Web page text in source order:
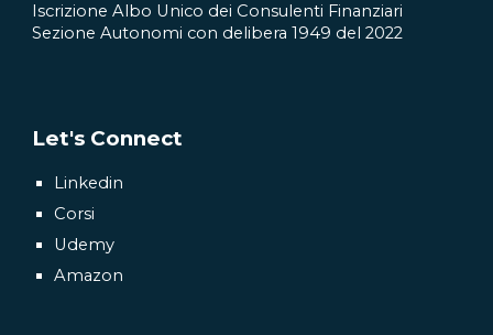
Iscrizione Albo Unico dei Consulenti Finanziari
Sezione Autonomi con delibera 1949 del 2022
Let's Connect
Linkedin
Corsi
Udemy
Amazon